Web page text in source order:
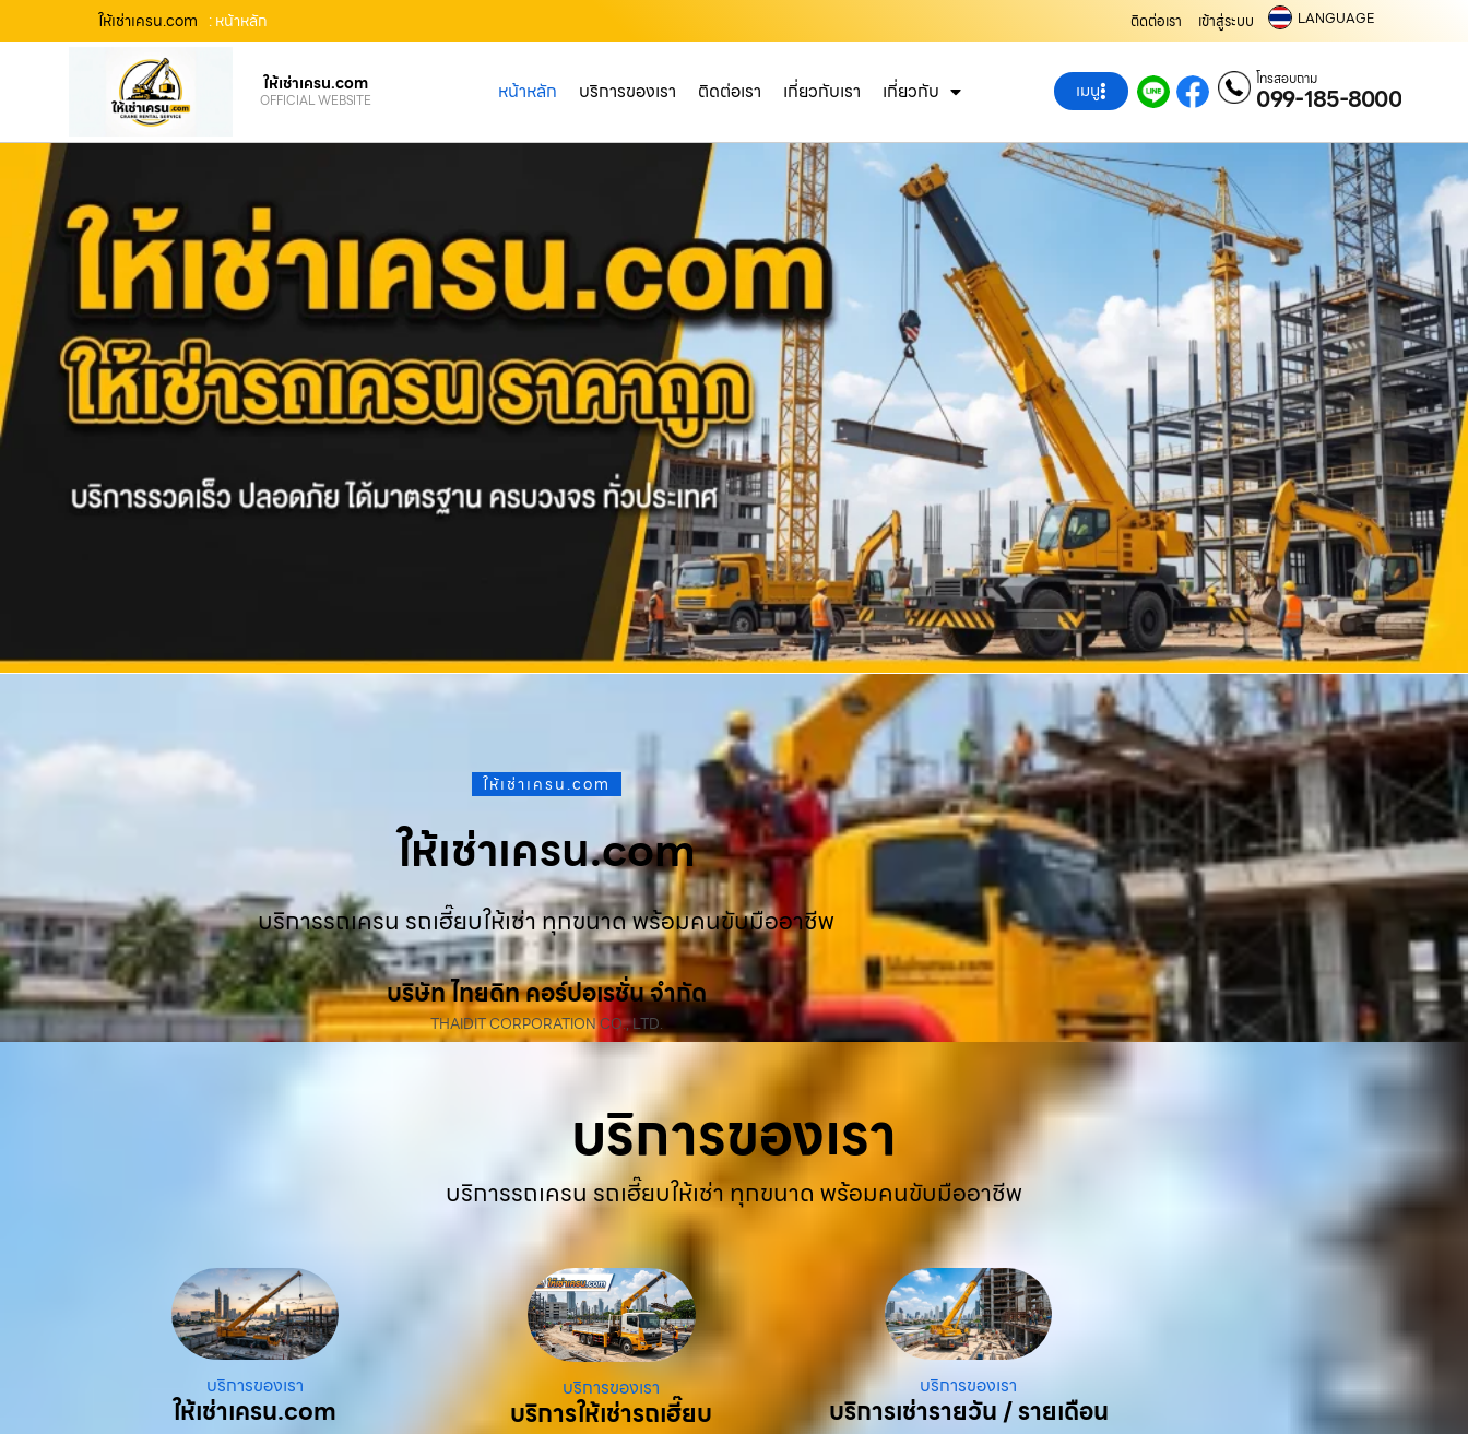
ให้เช่าเครน.com : หน้าหลัก ติดต่อเรา เข้าสู่ระบบ LANGUAGE
ให้เช่าเครน.com
OFFICIAL WEBSITE หน้าหลัก บริการของเรา ติดต่อเรา เกี่ยวกับเรา เกี่ยวกับ เมนู โทรสอบถาม
099-185-8000
ให้เช่าเครน.com
ให้เช่าเครน.com
บริการรถเครน รถเฮี๊ยบให้เช่า ทุกขนาด พร้อมคนขับมืออาชีพ
บริษัท ไทยดิท คอร์ปอเรชั่น จำกัด
THAIDIT CORPORATION CO., LTD.
บริการของเรา
บริการรถเครน รถเฮี๊ยบให้เช่า ทุกขนาด พร้อมคนขับมืออาชีพ
บริการของเรา
ให้เช่าเครน.com
บริการของเรา
บริการให้เช่ารถเฮี๊ยบ
บริการของเรา
บริการเช่ารายวัน / รายเดือน